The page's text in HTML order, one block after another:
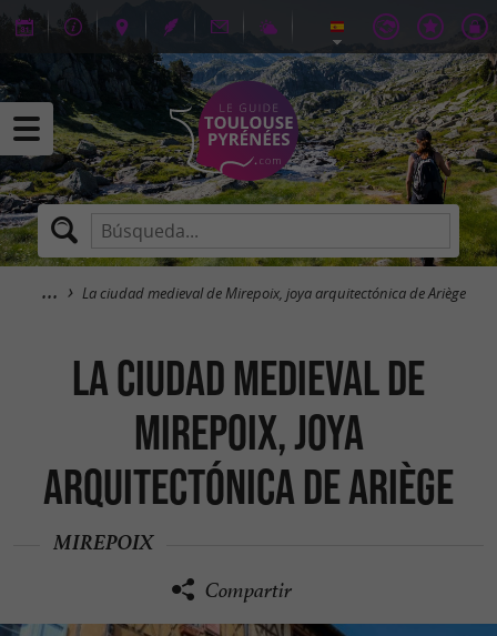
La ciudad medieval de Mirepoix, joya arquitectónica de Ariège
La ciudad medieval de
Mirepoix, joya
arquitectónica de Ariège
MIREPOIX
Compartir